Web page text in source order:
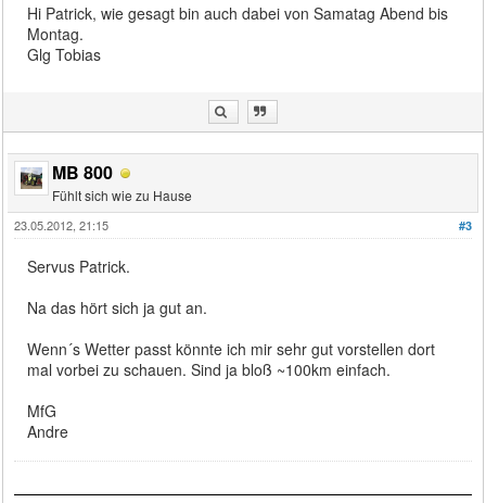
Hi Patrick, wie gesagt bin auch dabei von Samatag Abend bis
Montag.
Glg Tobias
MB 800
Fühlt sich wie zu Hause
#3
23.05.2012, 21:15
Servus Patrick.
Na das hört sich ja gut an.
Wenn´s Wetter passt könnte ich mir sehr gut vorstellen dort
mal vorbei zu schauen. Sind ja bloß ~100km einfach.
MfG
Andre